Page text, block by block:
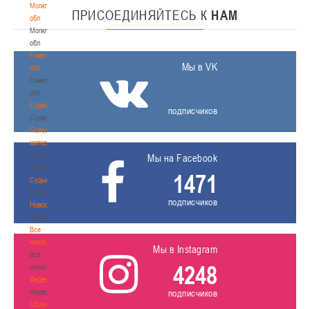
Могилевская
обл
Могилевская
обл
Гомельская
обл
Гомельская
обл
Судейство
Судейство
Полезные
материалы
Полезные
материалы
Судьи
Судьи
Новости
Новости
Все
новости
Все
новости
Федерация
Федерация
Сборные
ПРИСОЕДИНЯЙТЕСЬ К НАМ
Мы в VK
подписчиков
Мы на Facebook
1471
подписчиков
Мы в Instagram
4248
подписчиков